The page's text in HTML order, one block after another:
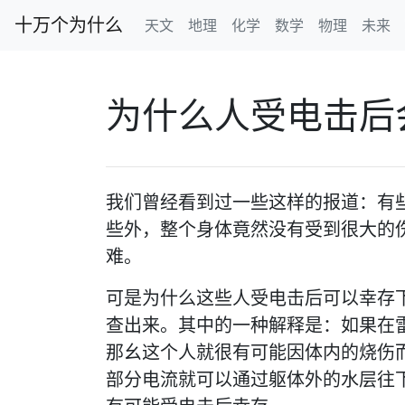
十万个为什么 天文 地理 化学 数学 物理 未来
为什么人受电击
我们曾经看到过一些这样的报道：
些外，整个身体竟然没有受到很大
难。
可是为什么这些人受电击后可以幸
查出来。其中的一种解释是：如果在
那幺这个人就很有可能因体内的烧
部分电流就可以通过躯体外的水层